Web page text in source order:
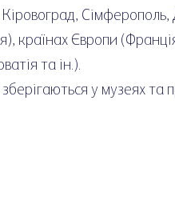
Кіровоград,
країнах Європи
та ін.).
у музеях